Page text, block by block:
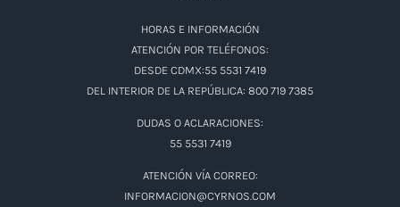
HORAS E INFORMACIÓN
ATENCIÓN POR TELÉFONOS:
DESDE CDMX:55 5531 7419
DEL INTERIOR DE LA REPÚBLICA: 800 719 7385
DUDAS O ACLARACIONES:
55 5531 7419
ATENCIÓN VÍA CORREO:
INFORMACION@CYRNOS.COM